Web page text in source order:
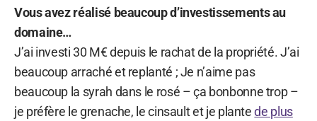
Vous avez réalisé beaucoup d’investissements au
domaine…
J’ai investi 30 M€ depuis le rachat de la propriété. J’ai
beaucoup arraché et replanté ; Je n’aime pas
beaucoup la syrah dans le rosé – ça bonbonne trop –
je préfère le grenache, le cinsault et je plantede plus